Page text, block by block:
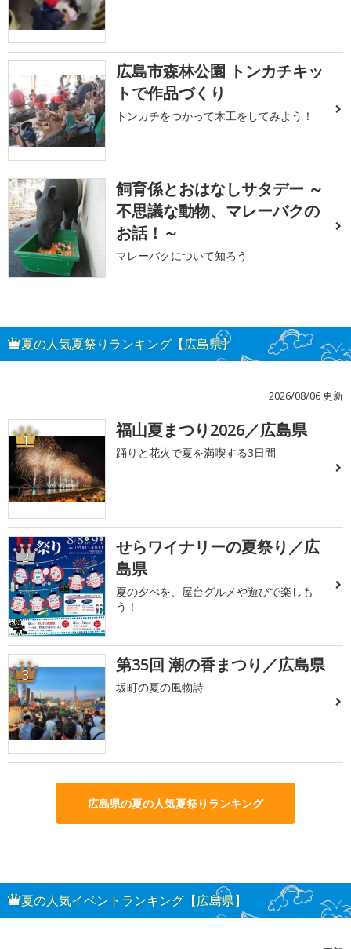
広島市森林公園 トンカチキッ
トで作品づくり
トンカチをつかって木工をしてみよう！
飼育係とおはなしサタデー ～
不思議な動物、マレーバクの
お話！～
マレーバクについて知ろう
夏の人気夏祭りランキング【広島県】
2026/08/06 更新
1 福山夏まつり2026／広島県
踊りと花火で夏を満喫する3日間
2
せらワイナリーの夏祭り／広
島県
夏の夕べを、屋台グルメや遊びで楽しも
う！
3 第35回 潮の香まつり／広島県
坂町の夏の風物詩
広島県の夏の人気夏祭りランキング
夏の人気イベントランキング【広島県】